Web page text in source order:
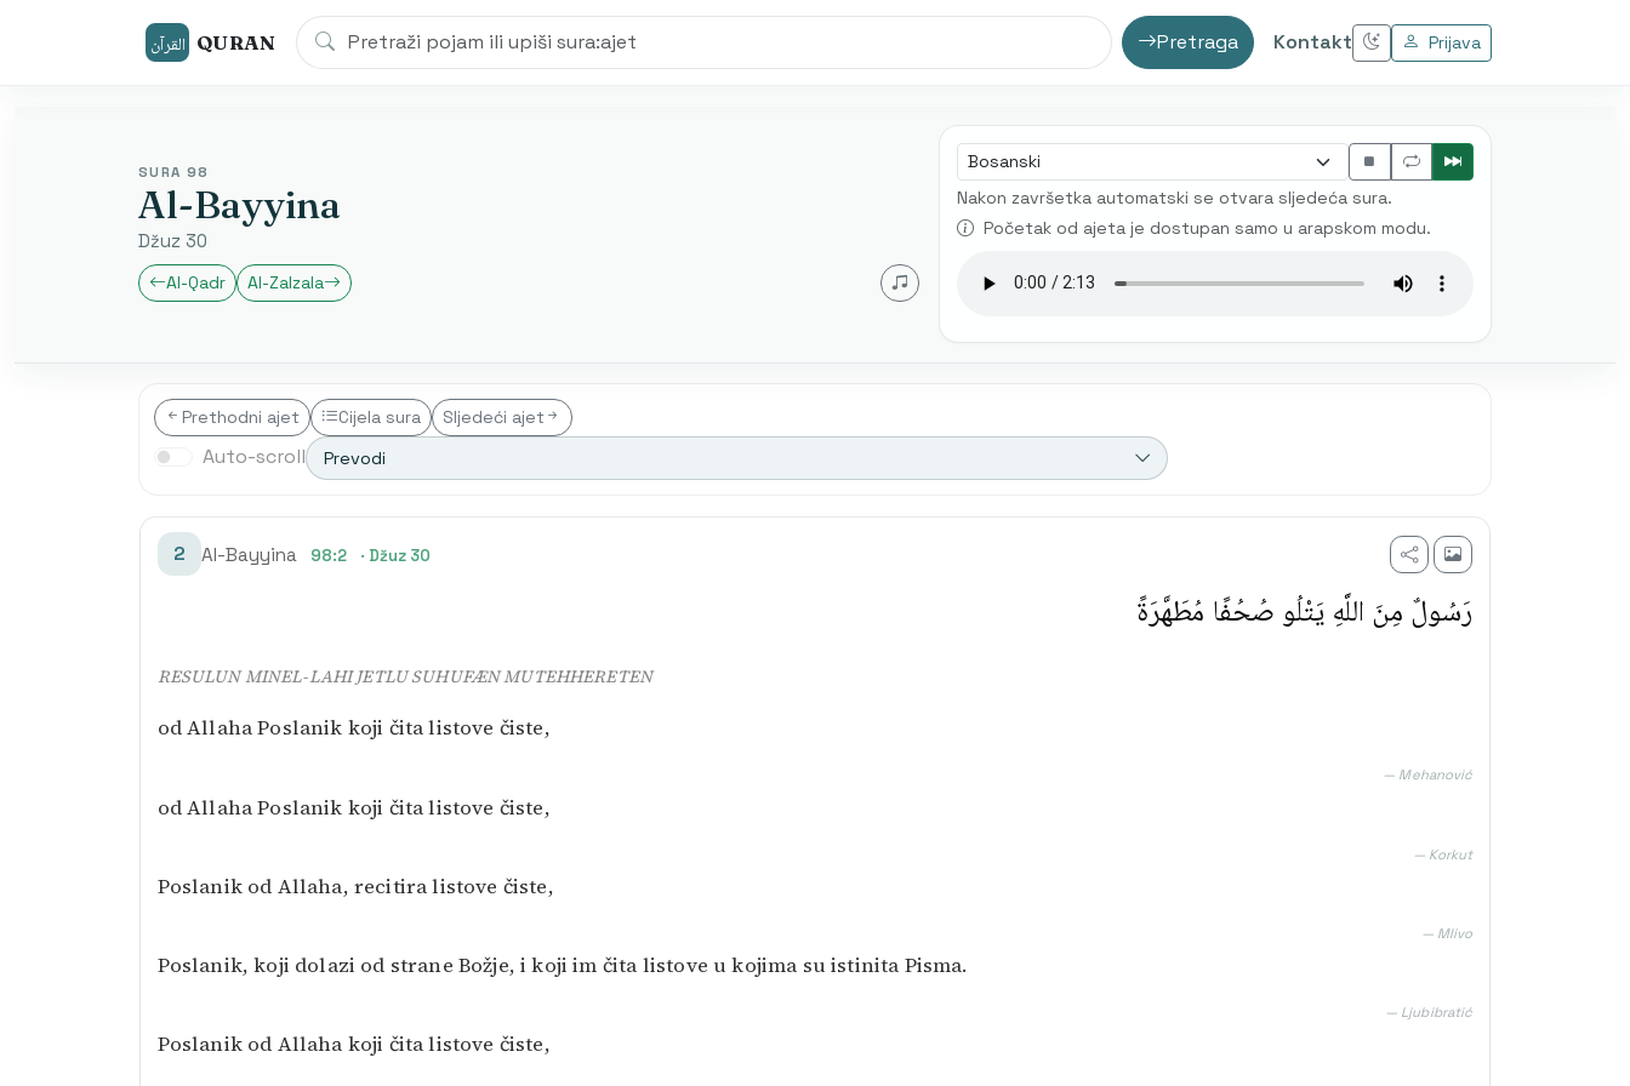
القرآن QURAN Pretraga Kontakt Prijava
SURA 98
Al-Bayyina
Džuz 30
Al-Qadr
Al-Zalzala
Jezik audia
Nakon završetka automatski se otvara sljedeća sura.
Početak od ajeta je dostupan samo u arapskom modu.
Prethodni ajet Cijela sura Sljedeći ajet
Auto-scroll Prevodi
2 Al-Bayyina 98:2 · Džuz 30
رَسُولٌ مِنَ اللَّهِ يَتْلُو صُحُفًا مُطَهَّرَةً
RESULUN MINEL-LAHI JETLU SUHUFÆN MUTEHHERETEN
od Allaha Poslanik koji čita listove čiste,
— Mehanović
od Allaha Poslanik koji čita listove čiste,
— Korkut
Poslanik od Allaha, recitira listove čiste,
— Mlivo
Poslanik, koji dolazi od strane Božje, i koji im čita listove u kojima su istinita Pisma.
— Ljubibratić
Poslanik od Allaha koji čita listove čiste,